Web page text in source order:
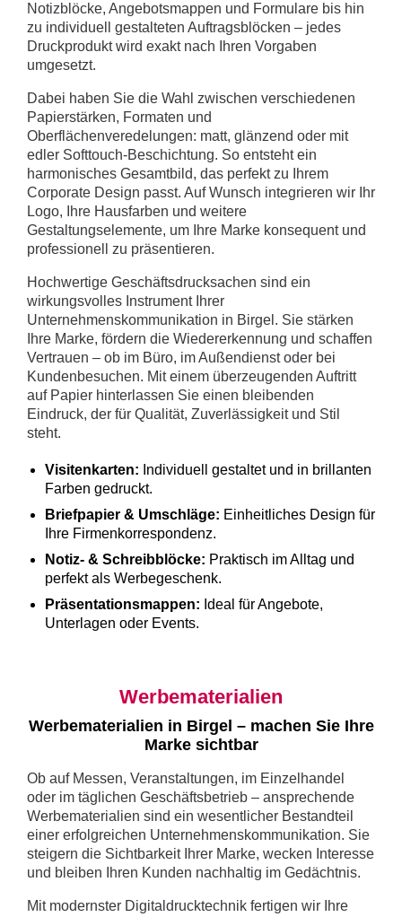
Notizblöcke, Angebotsmappen und Formulare bis hin
zu individuell gestalteten Auftragsblöcken – jedes
Druckprodukt wird exakt nach Ihren Vorgaben
umgesetzt.
Dabei haben Sie die Wahl zwischen verschiedenen
Papierstärken, Formaten und
Oberflächenveredelungen: matt, glänzend oder mit
edler Softtouch-Beschichtung. So entsteht ein
harmonisches Gesamtbild, das perfekt zu Ihrem
Corporate Design passt. Auf Wunsch integrieren wir Ihr
Logo, Ihre Hausfarben und weitere
Gestaltungselemente, um Ihre Marke konsequent und
professionell zu präsentieren.
Hochwertige Geschäftsdrucksachen sind ein
wirkungsvolles Instrument Ihrer
Unternehmenskommunikation in Birgel. Sie stärken
Ihre Marke, fördern die Wiedererkennung und schaffen
Vertrauen – ob im Büro, im Außendienst oder bei
Kundenbesuchen. Mit einem überzeugenden Auftritt
auf Papier hinterlassen Sie einen bleibenden
Eindruck, der für Qualität, Zuverlässigkeit und Stil
steht.
Visitenkarten: Individuell gestaltet und in brillanten
Farben gedruckt.
Briefpapier & Umschläge: Einheitliches Design für
Ihre Firmenkorrespondenz.
Notiz- & Schreibblöcke: Praktisch im Alltag und
perfekt als Werbegeschenk.
Präsentationsmappen: Ideal für Angebote,
Unterlagen oder Events.
Werbematerialien
Werbematerialien in Birgel – machen Sie Ihre
Marke sichtbar
Ob auf Messen, Veranstaltungen, im Einzelhandel
oder im täglichen Geschäftsbetrieb – ansprechende
Werbematerialien sind ein wesentlicher Bestandteil
einer erfolgreichen Unternehmenskommunikation. Sie
steigern die Sichtbarkeit Ihrer Marke, wecken Interesse
und bleiben Ihren Kunden nachhaltig im Gedächtnis.
Mit modernster Digitaldrucktechnik fertigen wir Ihre